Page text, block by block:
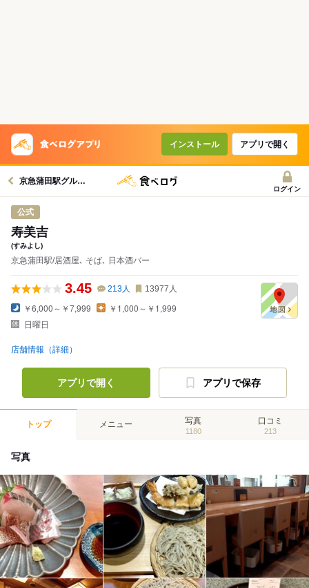
インストール アプリで開く
京急蒲田駅グルメへ
ログイン
公式
寿美吉
(すみよし)
京急蒲田駅/居酒屋､ そば､ 日本酒バー
3.45 213人 13977 人
￥6,000～￥7,999
￥1,000～￥1,999
日曜日
店舗情報（詳細）
アプリで開く アプリで保存
トップ メニュー 写真
1180
口コミ
213
写真